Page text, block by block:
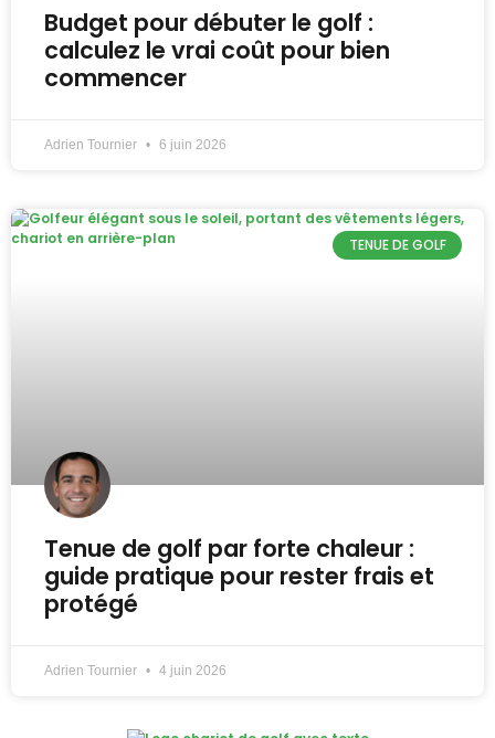
Budget pour débuter le golf :
calculez le vrai coût pour bien
commencer
Adrien Tournier 6 juin 2026
TENUE DE GOLF
Tenue de golf par forte chaleur :
guide pratique pour rester frais et
protégé
Adrien Tournier 4 juin 2026